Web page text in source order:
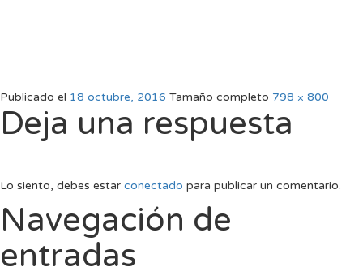
Publicado el 18 octubre, 2016 Tamaño completo 798 × 800
Deja una respuesta
Lo siento, debes estar conectado para publicar un comentario.
Navegación de
entradas